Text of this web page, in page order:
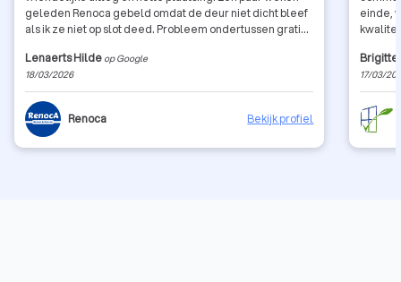
geleden Renoca gebeld omdat de deur niet dicht bleef
als ik ze niet op slot deed. Probleem ondertussen gratis
Lenaerts Hilde op Google
18/03/2026
Renoca Bekijk profiel
einde,
Zeker
goede
Brigitte
17/03/